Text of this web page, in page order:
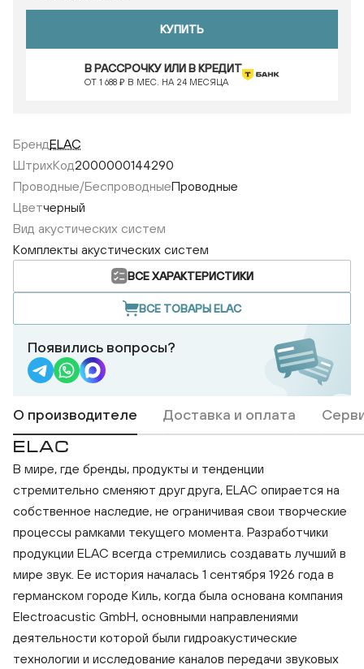
КУПИТЬ
В РАССРОЧКУ ИЛИ В КРЕДИТ
ОТ 1 688 ₽ В МЕС. НА 24 МЕСЯЦА
БрендELAC
ШтрихКод2000000144290
Проводные/БеспроводныеПроводные
Цветчерный
Вид акустических систем
Комплекты акустических систем
ВСЕ ХАРАКТЕРИСТИКИ
ВСЕ ТОВАРЫ ELAC
Появились вопросы?
О производителе Доставка и оплата
ELAC
В мире, где бренды, продукты и тенденции
стремительно сменяют друг друга, ELAC опирается на
собственное наследие, не ограничивая свои творческие
процессы рамками текущего момента. Разработчики
продукции ELAC всегда стремились создавать лучший в
мире звук. Ее история началась 1 сентября 1926 года в
германском городе Киль, когда была основана компания
Electroacustic GmbH, основными направлениями
деятельности которой были гидроакустические
технологии и исследование каналов передачи звуковых